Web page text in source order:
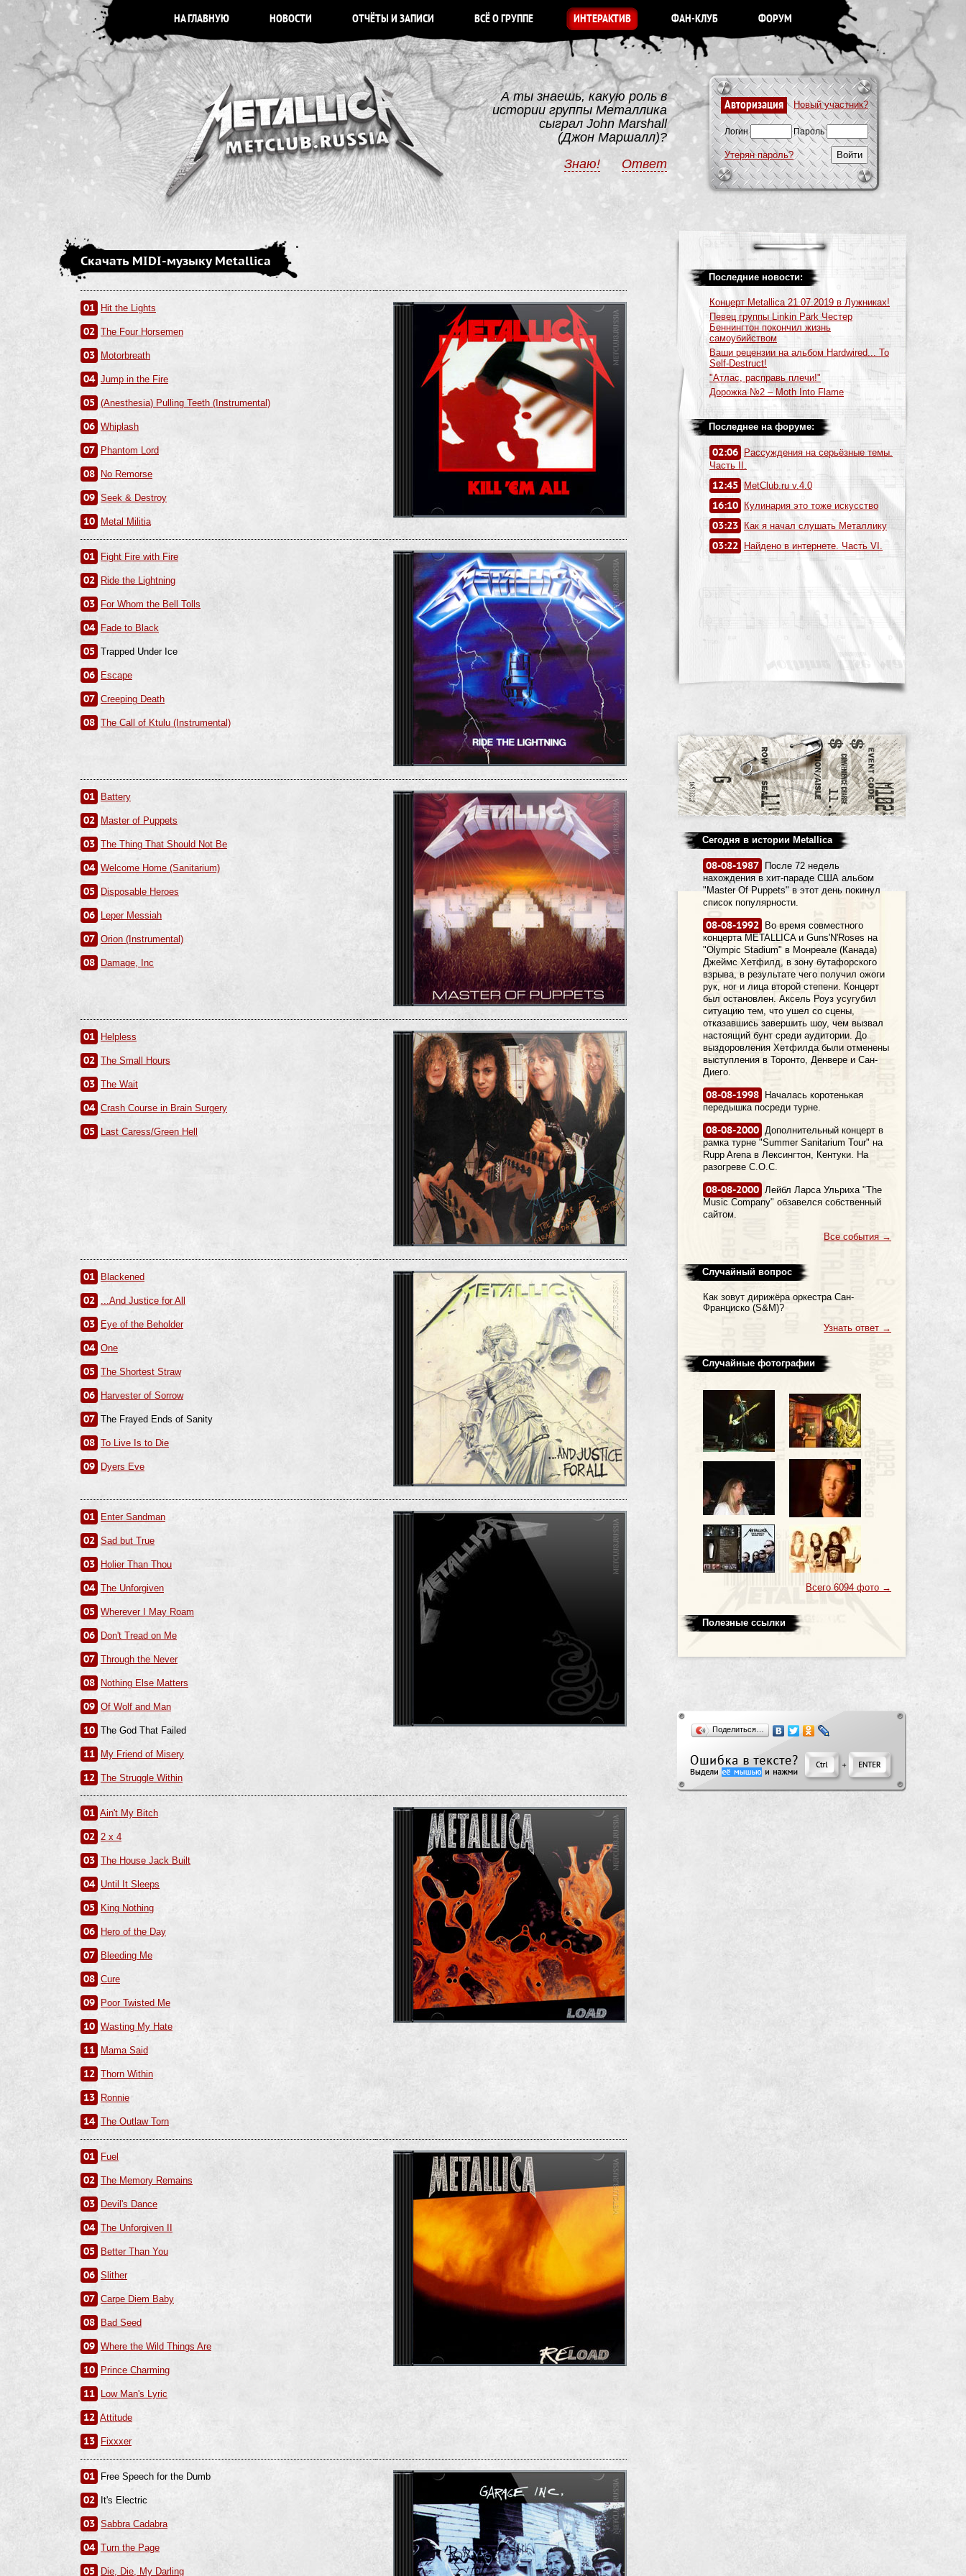
НА ГЛАВНУЮ НОВОСТИ ОТЧЁТЫ И ЗАПИСИ ВСЁ О ГРУППЕ ИНТЕРАКТИВ ФАН-КЛУБ ФОРУМ
Авторизация Новый участник?
Логин Пароль
Утерян пароль?
А ты знаешь, какую роль в
истории группы Металлика
сыграл John Marshall
(Джон Маршалл)?
Знаю!
Ответ
Скачать MIDI-музыку Metallica
01 Hit the Lights
02 The Four Horsemen
03 Motorbreath
04 Jump in the Fire
05 (Anesthesia) Pulling Teeth (Instrumental)
06 Whiplash
07 Phantom Lord
08 No Remorse
09 Seek & Destroy
10 Metal Militia
01 Fight Fire with Fire
02 Ride the Lightning
03 For Whom the Bell Tolls
04 Fade to Black
05 Trapped Under Ice
06 Escape
07 Creeping Death
08 The Call of Ktulu (Instrumental)
01 Battery
02 Master of Puppets
03 The Thing That Should Not Be
04 Welcome Home (Sanitarium)
05 Disposable Heroes
06 Leper Messiah
07 Orion (Instrumental)
08 Damage, Inc
01 Helpless
02 The Small Hours
03 The Wait
04 Crash Course in Brain Surgery
05 Last Caress/Green Hell
01 Blackened
02 ...And Justice for All
03 Eye of the Beholder
04 One
05 The Shortest Straw
06 Harvester of Sorrow
07 The Frayed Ends of Sanity
08 To Live Is to Die
09 Dyers Eve
01 Enter Sandman
02 Sad but True
03 Holier Than Thou
04 The Unforgiven
05 Wherever I May Roam
06 Don't Tread on Me
07 Through the Never
08 Nothing Else Matters
09 Of Wolf and Man
10 The God That Failed
11 My Friend of Misery
12 The Struggle Within
01 Ain't My Bitch
02 2 x 4
03 The House Jack Built
04 Until It Sleeps
05 King Nothing
06 Hero of the Day
07 Bleeding Me
08 Cure
09 Poor Twisted Me
10 Wasting My Hate
11 Mama Said
12 Thorn Within
13 Ronnie
14 The Outlaw Torn
01 Fuel
02 The Memory Remains
03 Devil's Dance
04 The Unforgiven II
05 Better Than You
06 Slither
07 Carpe Diem Baby
08 Bad Seed
09 Where the Wild Things Are
10 Prince Charming
11 Low Man's Lyric
12 Attitude
13 Fixxxer
01 Free Speech for the Dumb
02 It's Electric
03 Sabbra Cadabra
04 Turn the Page
05 Die, Die, My Darling
Последние новости:
Концерт Metallica 21.07.2019 в Лужниках!
Певец группы Linkin Park Честер
Беннингтон покончил жизнь
самоубийством
Ваши рецензии на альбом Hardwired... To
Self-Destruct!
"Атлас, расправь плечи!"
Дорожка №2 – Moth Into Flame
Последнее на форуме:
02:06
Рассуждения на серьёзные темы.
Часть II.
12:45 MetClub.ru v.4.0
16:10 Кулинария это тоже искусство
03:23 Как я начал слушать Металлику
03:22 Найдено в интернете. Часть VI.
Сегодня в истории Metallica
08-08-1987
После 72 недель
нахождения в хит-параде США альбом
"Master Of Puppets" в этот день покинул
список популярности.
08-08-1992
Во время совместного
концерта METALLICA и Guns'N'Roses на
"Olympic Stadium" в Монреале (Канада)
Джеймс Хетфилд, в зону бутафорского
взрыва, в результате чего получил ожоги
рук, ног и лица второй степени. Концерт
был остановлен. Аксель Роуз усугубил
ситуацию тем, что ушел со сцены,
отказавшись завершить шоу, чем вызвал
настоящий бунт среди аудитории. До
выздоровления Хетфилда были отменены
выступления в Торонто, Денвере и Сан-
Диего.
08-08-1998
Началась коротенькая
передышка посреди турне.
08-08-2000 Дополнительный концерт в
рамка турне "Summer Sanitarium Tour" на
Rupp Arena в Лексингтон, Кентуки. На
разогреве C.O.C.
08-08-2000 Лейбл Ларса Ульриха "The
Music Company" обзавелся собственный
сайтом.
Все события →
Случайный вопрос
Как зовут дирижёра оркестра Сан-
Франциско (S&M)?
Узнать ответ →
Случайные фотографии
Всего 6094 фото →
Полезные ссылки
Поделиться…